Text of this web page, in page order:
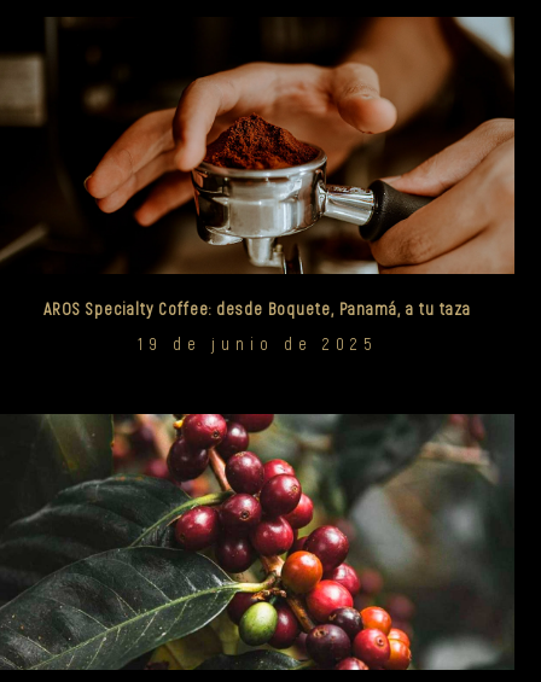
AROS Specialty Coffee: desde Boquete, Panamá, a tu taza
19 de junio de 2025